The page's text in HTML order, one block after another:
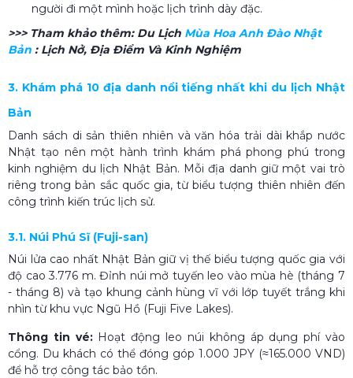
người đi một mình hoặc lịch trình dày đặc.
>>> Tham khảo thêm: Du Lịch Mùa Hoa Anh Đào Nhật
Bản​ : Lịch Nở, Địa Điểm Và Kinh Nghiệm
3. Khám phá 10 địa danh nổi tiếng nhất khi du lịch Nhật
Bản
Danh sách di sản thiên nhiên và văn hóa trải dài khắp nước
Nhật tạo nên một hành trình khám phá phong phú trong
kinh nghiệm du lịch Nhật Bản. Mỗi địa danh giữ một vai trò
riêng trong bản sắc quốc gia, từ biểu tượng thiên nhiên đến
công trình kiến trúc lịch sử.
3.1. Núi Phú Sĩ (Fuji-san)
Núi lửa cao nhất Nhật Bản giữ vị thế biểu tượng quốc gia với
độ cao 3.776 m. Đỉnh núi mở tuyến leo vào mùa hè (tháng 7
- tháng 8) và tạo khung cảnh hùng vĩ với lớp tuyết trắng khi
nhìn từ khu vực Ngũ Hồ (Fuji Five Lakes).
Thông tin vé: Hoạt động leo núi không áp dụng phí vào
cổng. Du khách có thể đóng góp 1.000 JPY (≈165.000 VND)
để hỗ trợ công tác bảo tồn.